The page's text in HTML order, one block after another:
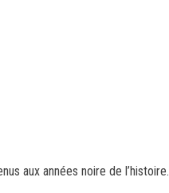
aux années noire de l’histoire.